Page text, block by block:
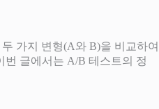
가지 변형(A와 B)을 비교하여
번 글에서는 A/B 테스트의 정